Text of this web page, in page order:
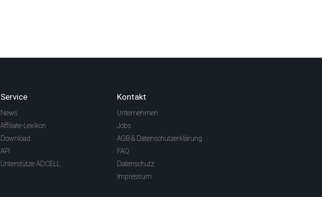
Service
News
Affiliate-Lexikon
Download
API
Unterstütze ADCELL
Kontakt
Unternehmen
Jobs
AGB & Datenschutzerklärung
FAQ
Datenschutz
Impressum